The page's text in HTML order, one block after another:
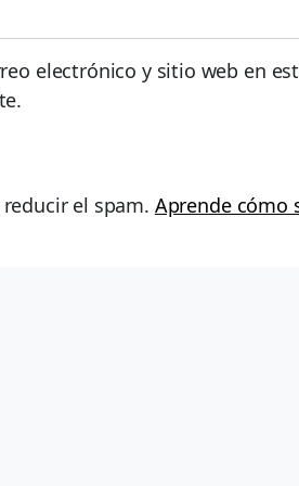
electrónico y sitio web en
el spam. Aprende cómo